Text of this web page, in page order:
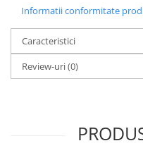
Senzatii/Dragoste
Senzatii/Erotic
Senzatii/Suspans
Senzatii/Thriller
Informatii conformitate
Caracteristici
Review-uri(0)